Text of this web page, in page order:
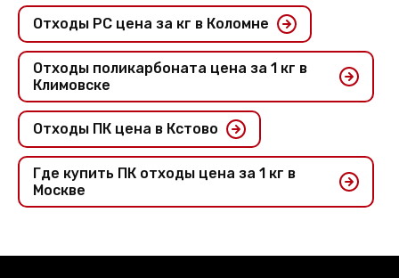
Отходы PC цена за кг в Коломне
Отходы поликарбоната цена за 1 кг в
Климовске
Отходы ПК цена в Кстово
Где купить ПК отходы цена за 1 кг в
Москве